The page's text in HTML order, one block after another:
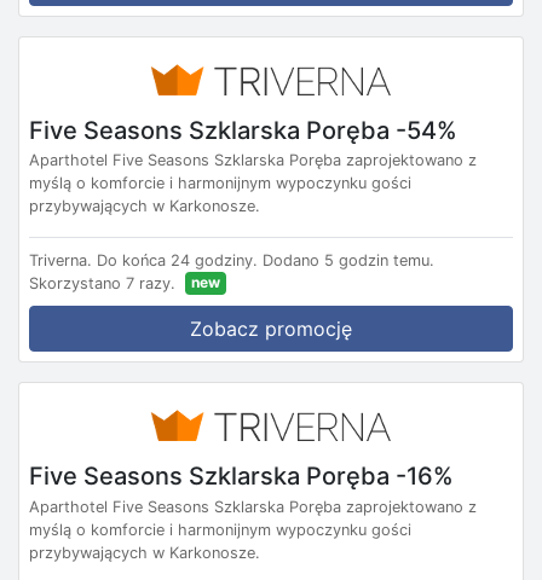
Five Seasons Szklarska Poręba -54%
Aparthotel Five Seasons Szklarska Poręba zaprojektowano z
myślą o komforcie i harmonijnym wypoczynku gości
przybywających w Karkonosze.
Triverna. Do końca 24 godziny. Dodano 5 godzin temu.
Skorzystano 7 razy.
new
Zobacz promocję
Five Seasons Szklarska Poręba -16%
Aparthotel Five Seasons Szklarska Poręba zaprojektowano z
myślą o komforcie i harmonijnym wypoczynku gości
przybywających w Karkonosze.